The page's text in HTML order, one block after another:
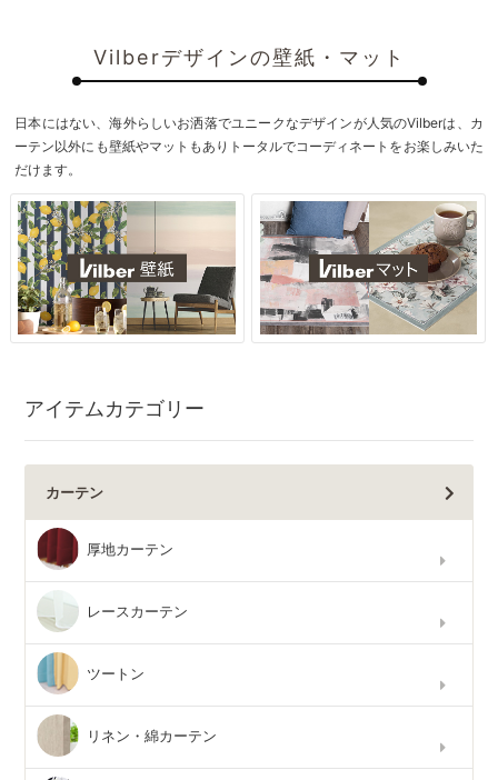
Vilberデザインの壁紙・マット
日本にはない、海外らしいお洒落でユニークなデザインが人気のVilberは、カ
ーテン以外にも壁紙やマットもありトータルでコーディネートをお楽しみいた
だけます。
アイテムカテゴリー
カーテン
厚地カーテン
レースカーテン
ツートン
リネン・綿カーテン